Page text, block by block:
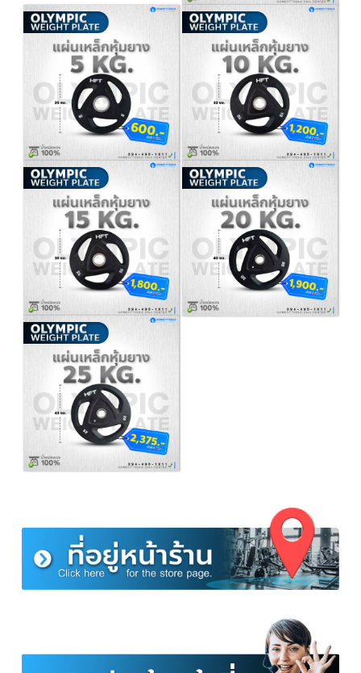
แผ่น 20 CM.
แผ่นน้ำหนัก 2.5 KG. ขนาดของแผ่น
20 CM.
แผ่นน้ำหนัก 5 KG. ขนาดของแผ่น
25 CM.
แผ่นน้ำหนัก 10 KG. ขนาดของแผ่น
32 CM.
แผ่นน้ำหนัก 15 KG. ขนาดของแผ่น
36 CM.
แผ่นน้ำหนัก 20 KG. ขนาดของแผ่น
40 CM.
แผ่นน้ำหนัก 25 KG.ขนาดของแผ่น
43 CM.